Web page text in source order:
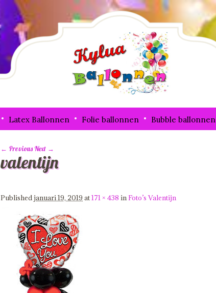
Latex Ballonnen Folie ballonnen Bubble ballonnen
Image navigation
← Previous Next →
valentijn
Publishedjanuari 19, 2019 at171 × 438 inFoto’s Valentijn